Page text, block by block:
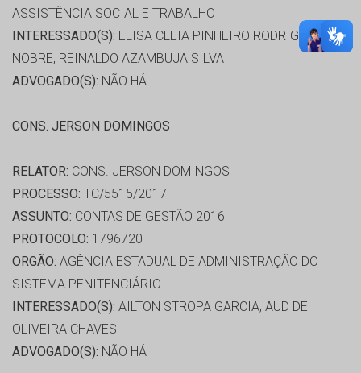
ASSISTÊNCIA SOCIAL E TRABALHO
INTERESSADO(S): ELISA CLEIA PINHEIRO RODRIGUES
NOBRE, REINALDO AZAMBUJA SILVA
ADVOGADO(S): NÃO HÁ
CONS. JERSON DOMINGOS
RELATOR: CONS. JERSON DOMINGOS
PROCESSO: TC/5515/2017
ASSUNTO: CONTAS DE GESTÃO 2016
PROTOCOLO: 1796720
ORGÃO: AGÊNCIA ESTADUAL DE ADMINISTRAÇÃO DO
SISTEMA PENITENCIÁRIO
INTERESSADO(S): AILTON STROPA GARCIA, AUD DE
OLIVEIRA CHAVES
ADVOGADO(S): NÃO HÁ